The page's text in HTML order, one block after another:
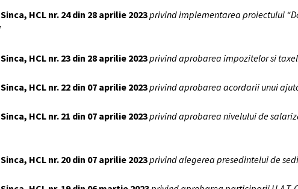
HCL nr. 24 din 28 aprilie 2023privind implementarea proiectului
HCL nr. 23 din 28 aprilie 2023privind aprobarea impozitelor si
HCL nr. 22 din 07 aprilie 2023privind aprobarea acordarii unui
HCL nr. 21 din 07 aprilie 2023privind aprobarea nivelului de
HCL nr. 20 din 07 aprilie 2023privind alegerea presedintelui de